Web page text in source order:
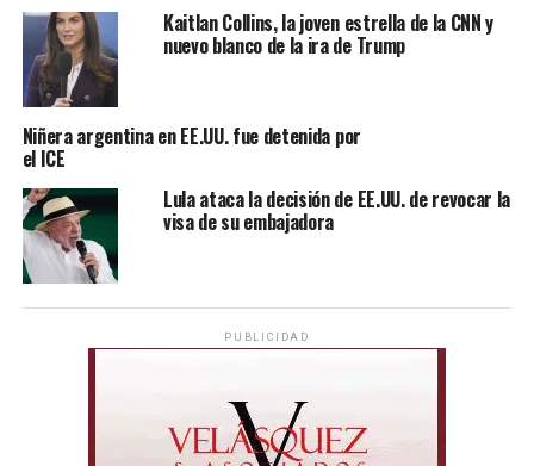
Kaitlan Collins, la joven estrella de la CNN y
nuevo blanco de la ira de Trump
Niñera argentina en EE.UU. fue detenida por
el ICE
Lula ataca la decisión de EE.UU. de revocar la
visa de su embajadora
PUBLICIDAD